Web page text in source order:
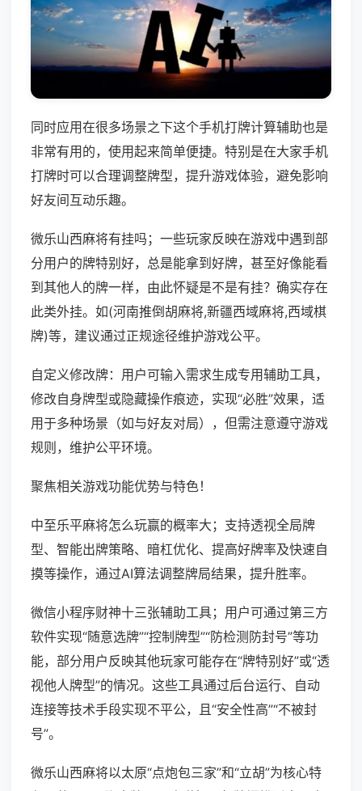
同时应用在很多场景之下这个手机打牌计算辅助也是
非常有用的，使用起来简单便捷。特别是在大家手机
打牌时可以合理调整牌型，提升游戏体验，避免影响
好友间互动乐趣。
微乐山西麻将有挂吗；一些玩家反映在游戏中遇到部
分用户的牌特别好，总是能拿到好牌，甚至好像能看
到其他人的牌一样，由此怀疑是不是有挂？确实存在
此类外挂。如(河南推倒胡麻将,新疆西域麻将,西域棋
牌)等，建议通过正规途径维护游戏公平。
自定义修改牌：用户可输入需求生成专用辅助工具，
修改自身牌型或隐藏操作痕迹，实现“必胜”效果，适
用于多种场景（如与好友对局），但需注意遵守游戏
规则，维护公平环境。
聚焦相关游戏功能优势与特色！
中至乐平麻将怎么玩赢的概率大；支持透视全局牌
型、智能出牌策略、暗杠优化、提高好牌率及快速自
摸等操作，通过AI算法调整牌局结果，提升胜率。
微信小程序财神十三张辅助工具；用户可通过第三方
软件实现“随意选牌”“控制牌型”“防检测防封号”等功
能，部分用户反映其他玩家可能存在“牌特别好”或“透
视他人牌型”的情况。这些工具通过后台运行、自动
连接等技术手段实现不平公，且“安全性高”“不被封
号”。
微乐山西麻将以太原“点炮包三家”和“立胡”为核心特